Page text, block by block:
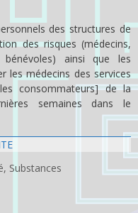
des structures de
des risques (médecins,
bénévoles) ainsi que les
les médecins des services
consommateurs] de la
semaines dans le
, Substances